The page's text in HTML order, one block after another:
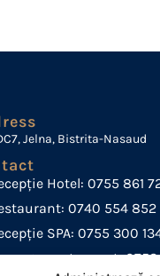
Jelna, Bistrita-Nasaud
Hotel: 0755 861
0740 554 852
SPA: 0755 300
restaurant: 0752